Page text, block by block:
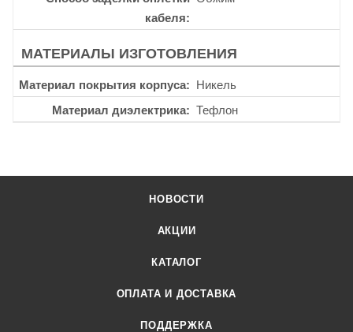
кабеля
МАТЕРИАЛЫ ИЗГОТОВЛЕНИЯ
Материал покрытия корпуса
Никель
Материал диэлектрика
Тефлон
НОВОСТИ
АКЦИИ
КАТАЛОГ
ОПЛАТА И ДОСТАВКА
ПОДДЕРЖКА